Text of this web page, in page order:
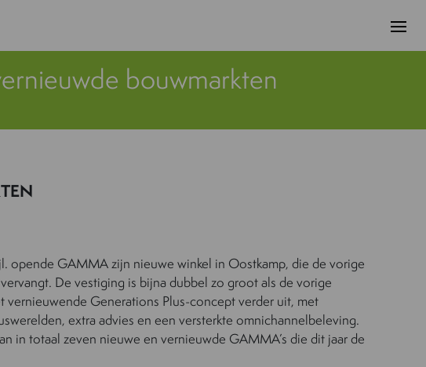
bouwmarkten
opende GAMMA zijn nieuwe winkel in Oostkamp, die de vorige
De vestiging is bijna dubbel zo groot als de vorige
vernieuwende Generations Plus-concept verder uit, met
extra advies en een versterkte omnichannelbeleving.
in totaal zeven nieuwe en vernieuwde GAMMA’s die dit jaar de